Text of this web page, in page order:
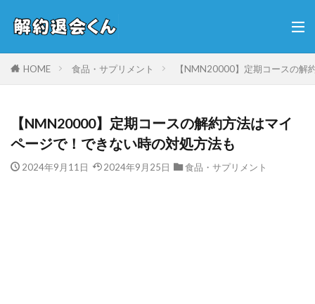
HOME 食品・サプリメント 【NMN20000】定期コースの解
【NMN20000】定期コースの解約方法はマイ
ページで！できない時の対処方法も
2024年9月11日 2024年9月25日 食品・サプリメント